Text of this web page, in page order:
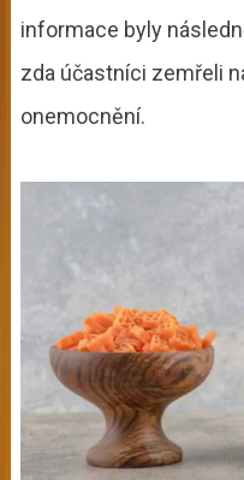
informace byly
zda účastníci zemřeli
onemocnění.